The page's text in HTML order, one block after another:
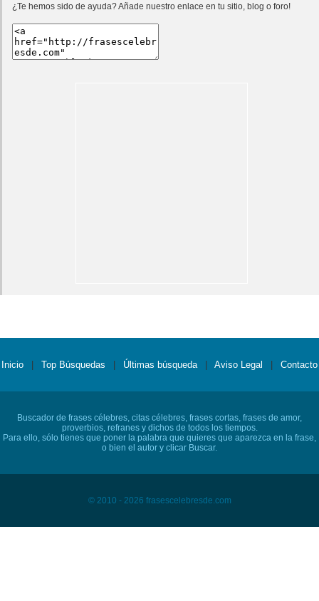
¿Te hemos sido de ayuda? Añade nuestro enlace en tu sitio, blog o foro!
Inicio Top Búsquedas Últimas búsqueda Aviso Legal Contacto
Buscador de frases célebres, citas célebres, frases cortas, frases de amor,
proverbios, refranes y dichos de todos los tiempos.
Para ello, sólo tienes que poner la palabra que quieres que aparezca en la frase,
o bien el autor y clicar Buscar.
© 2010 - 2026 frasescelebresde.com